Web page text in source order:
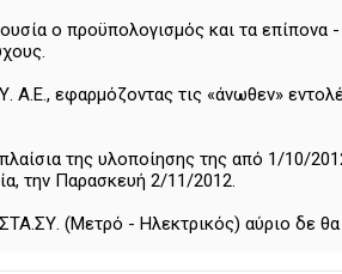
ο προϋπολογισμός και τα
Α.Ε., εφαρμόζοντας τις «άνωθεν»
της υλοποίησης της από 1/10/
την Παρασκευή 2/11/2012.
(Μετρό - Ηλεκτρικός) αύριο δε